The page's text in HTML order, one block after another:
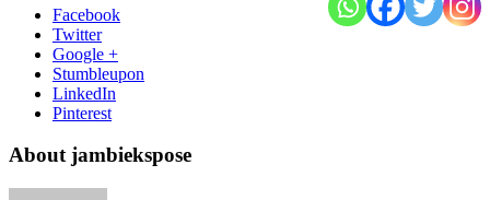
Facebook
Twitter
Google +
Stumbleupon
LinkedIn
Pinterest
About jambiekspose